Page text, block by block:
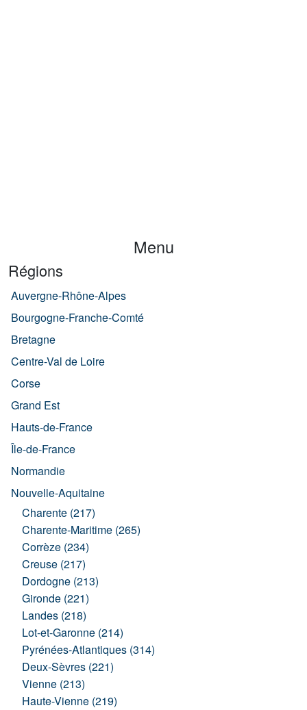
Menu
Régions
Auvergne-Rhône-Alpes
Bourgogne-Franche-Comté
Bretagne
Centre-Val de Loire
Corse
Grand Est
Hauts-de-France
Île-de-France
Normandie
Nouvelle-Aquitaine
Charente (217)
Charente-Maritime (265)
Corrèze (234)
Creuse (217)
Dordogne (213)
Gironde (221)
Landes (218)
Lot-et-Garonne (214)
Pyrénées-Atlantiques (314)
Deux-Sèvres (221)
Vienne (213)
Haute-Vienne (219)